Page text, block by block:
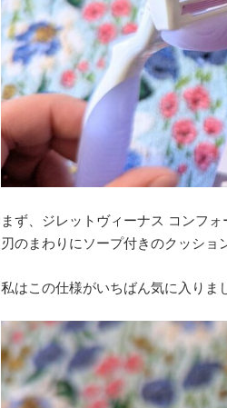
まず、ジレットヴィーナス コンフ
刃のまわりにソープ付きのクッシ
私はこの仕様がいちばん気に入りま